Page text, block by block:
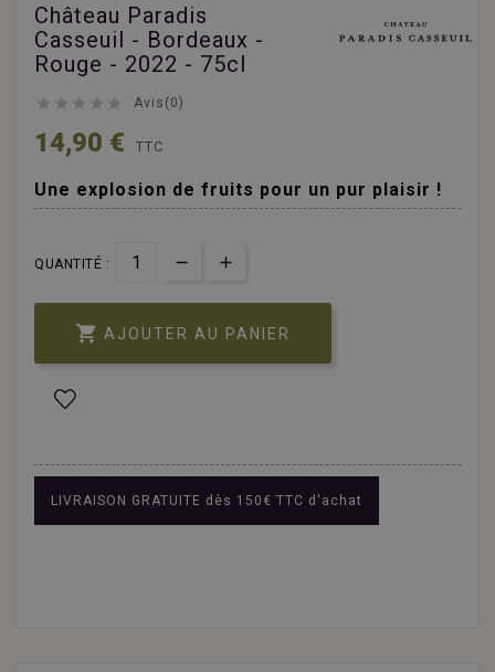
Château Paradis
Casseuil - Bordeaux -
Rouge - 2022 - 75cl
     Avis(0)
14,90 € TTC
Une explosion de fruits pour un pur plaisir !
QUANTITÉ :
 AJOUTER AU PANIER
LIVRAISON GRATUITE dès 150€ TTC d'achat